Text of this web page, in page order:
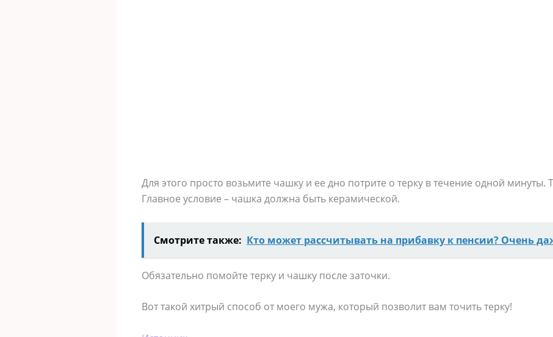
Для этого просто возьмите чашку и ее дно потрите о терку в течение одной минуты.
Главное условие – чашка должна быть керамической.
Смотрите также: Кто может рассчитывать на прибавку к пенсии? Очень
Обязательно помойте терку и чашку после заточки.
Вот такой хитрый способ от моего мужа, который позволит вам точить терку!